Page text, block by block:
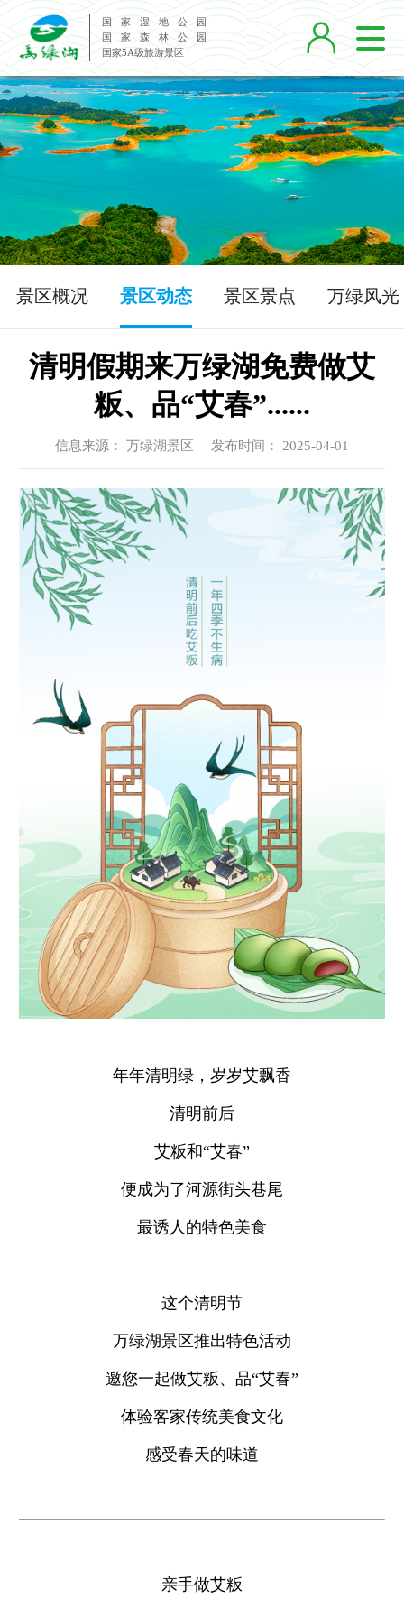
国 家 湿 地 公 园
国 家 森 林 公 园
国家5A级旅游景区

景区概况 景区动态 景区景点 万绿风光
清明假期来万绿湖免费做艾
粄、品“艾春”......
信息来源： 万绿湖景区 发布时间： 2025-04-01
年年清明绿，岁岁艾飘香
清明前后
艾粄和“艾春”
便成为了河源街头巷尾
最诱人的特色美食
这个清明节
万绿湖景区推出特色活动
邀您一起做艾粄、品“艾春”
体验客家传统美食文化
感受春天的味道
亲手做艾粄